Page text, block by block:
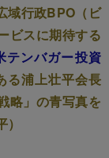
域行政BPO（ビ
ビスに期待する
テンバガー投資
る浦上壮平会長
略」の青写真を